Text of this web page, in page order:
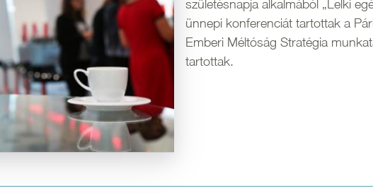
születésnapja alkalmából „Lelki
ünnepi konferenciát tartottak a
Emberi Méltóság Stratégia
tartottak.